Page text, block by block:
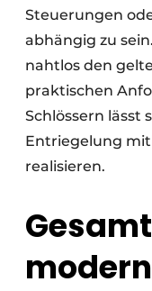
Steuerungen
abhängig zu
nahtlos den
praktischen
Schlössern lässt
Entriegelung
realisieren.